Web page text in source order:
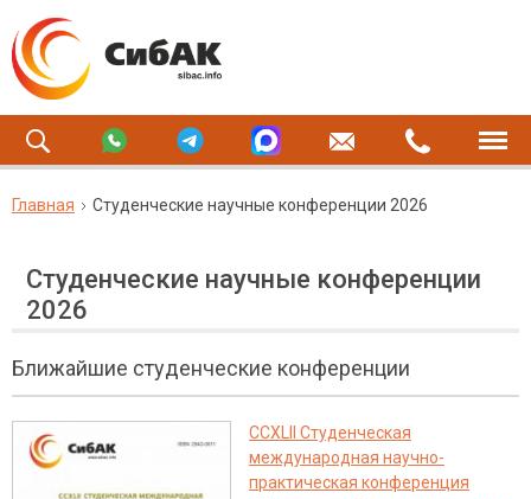
Главная Студенческие научные конференции 2026
Студенческие научные конференции
2026
Ближайшие студенческие конференции
CCXLII Студенческая
международная научно-
практическая конференция